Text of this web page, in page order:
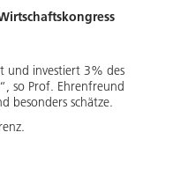
und investiert 3% des
so Prof. Ehrenfreund
besonders schätze.